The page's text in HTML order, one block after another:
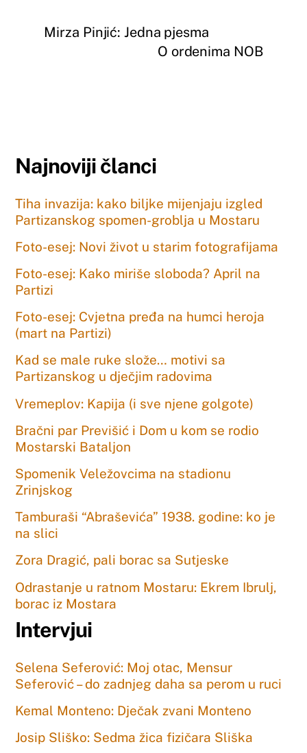
Mirza Pinjić: Jedna pjesma
O ordenima NOB
Najnoviji članci
Tiha invazija: kako biljke mijenjaju izgled
Partizanskog spomen-groblja u Mostaru
Foto-esej: Novi život u starim fotografijama
Foto-esej: Kako miriše sloboda? April na
Partizi
Foto-esej: Cvjetna pređa na humci heroja
(mart na Partizi)
Kad se male ruke slože… motivi sa
Partizanskog u dječjim radovima
Vremeplov: Kapija (i sve njene golgote)
Bračni par Previšić i Dom u kom se rodio
Mostarski Bataljon
Spomenik Veležovcima na stadionu
Zrinjskog
Tamburaši “Abraševića” 1938. godine: ko je
na slici
Zora Dragić, pali borac sa Sutjeske
Odrastanje u ratnom Mostaru: Ekrem Ibrulj,
borac iz Mostara
Intervjui
Selena Seferović: Moj otac, Mensur
Seferović – do zadnjeg daha sa perom u ruci
Kemal Monteno: Dječak zvani Monteno
Josip Sliško: Sedma žica fizičara Sliška